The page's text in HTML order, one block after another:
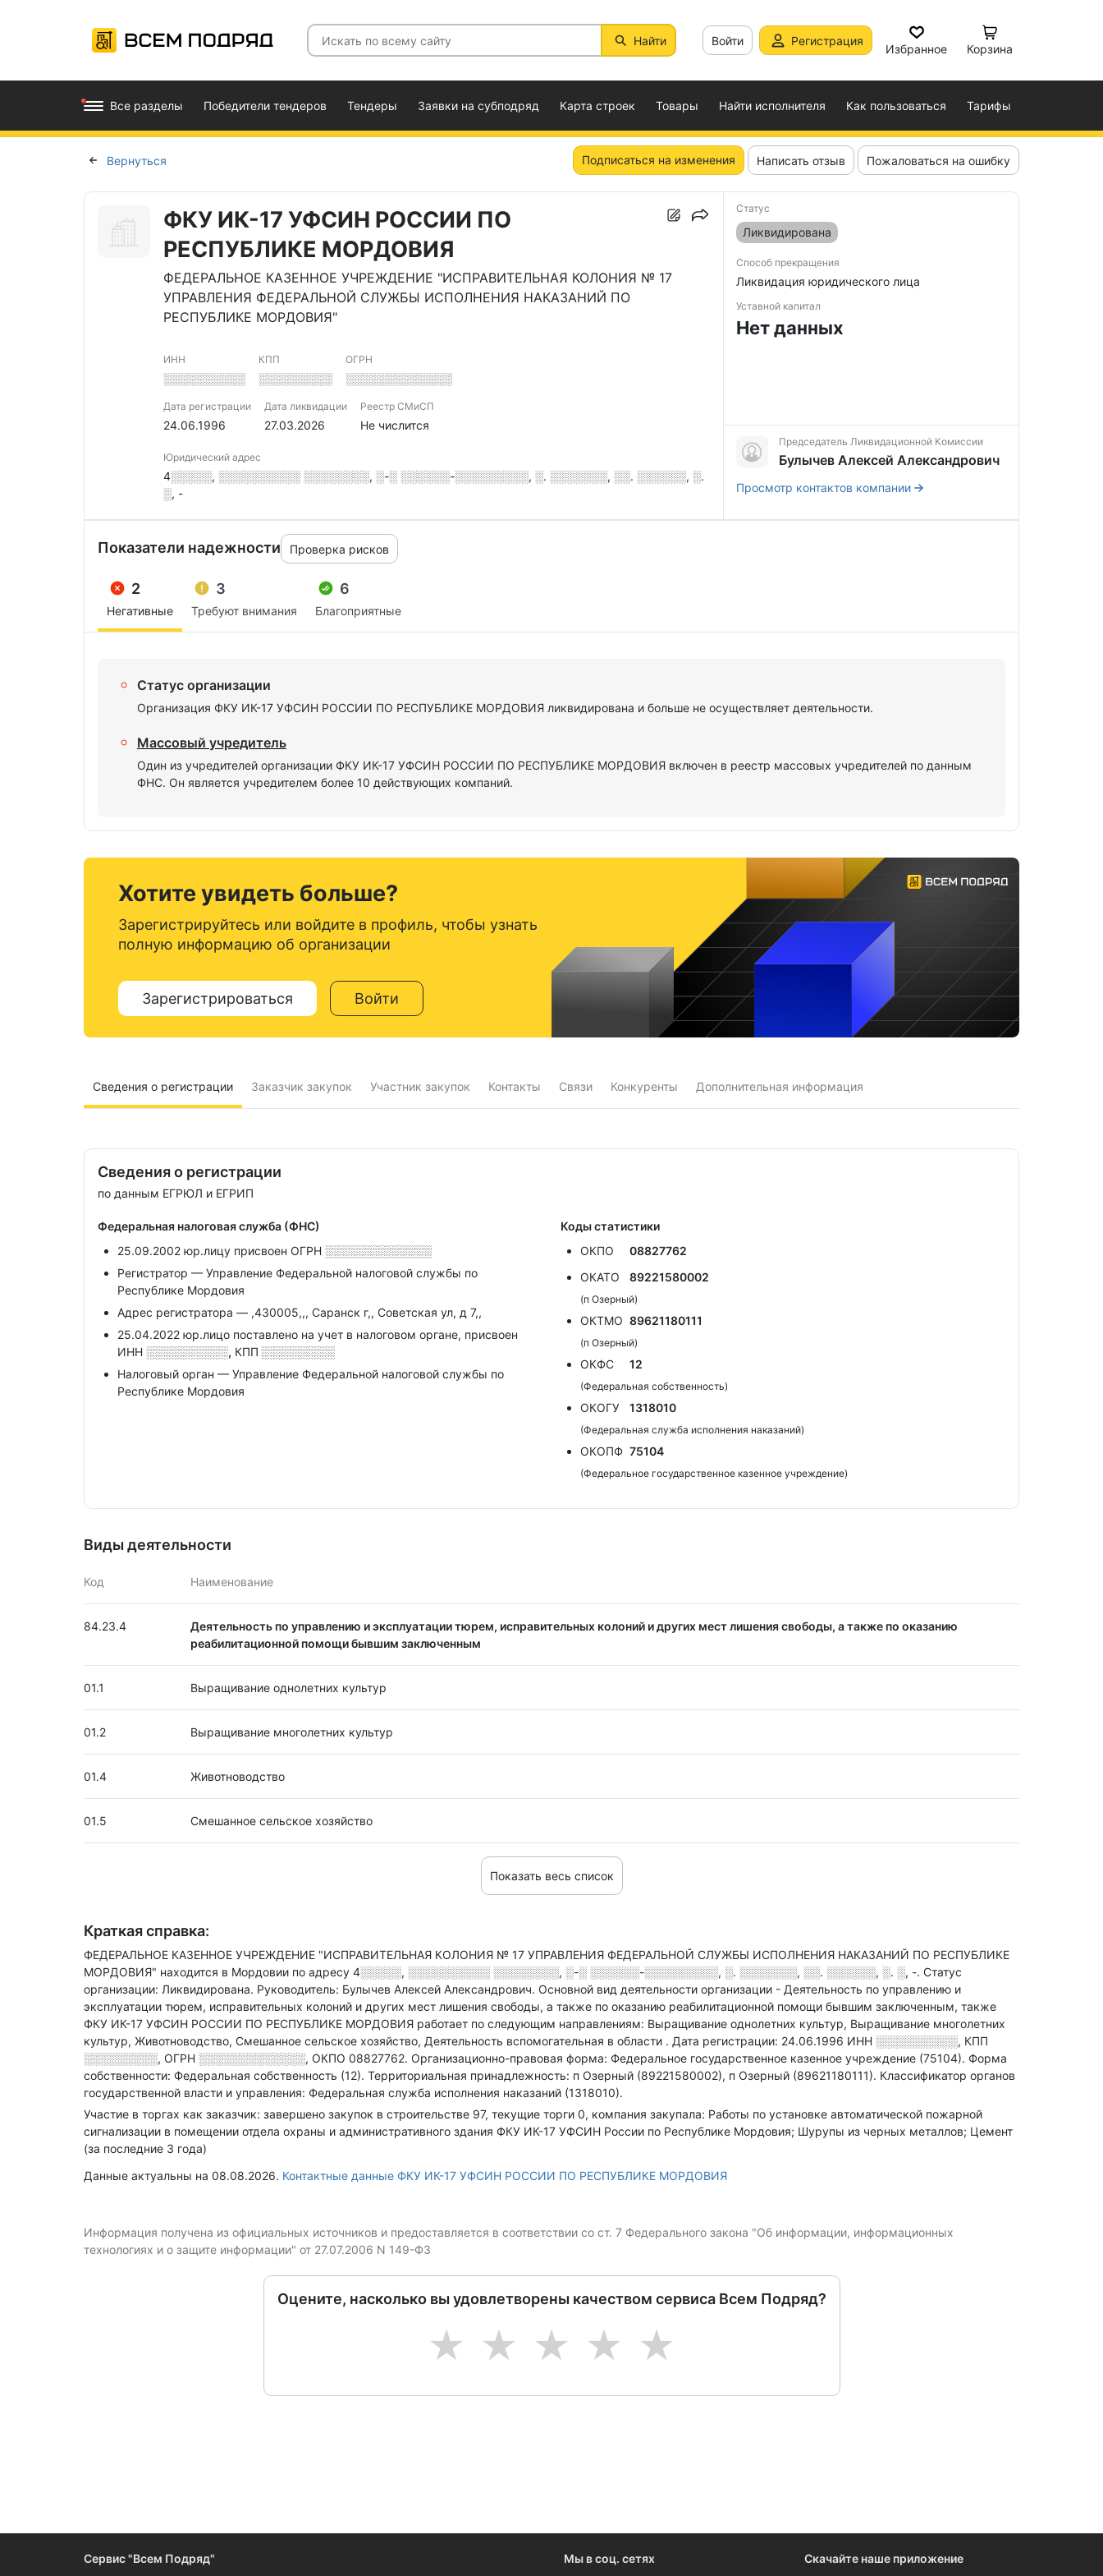
Найти Войти Регистрация
Избранное Корзина
Все разделы Победители тендеров Тендеры Заявки на субподряд Карта строек Товары Найти исполнителя Как пользоваться Тарифы
Вернуться Подписаться на изменения Написать отзыв Пожаловаться на ошибку
ФКУ ИК-17 УФСИН РОССИИ ПО
РЕСПУБЛИКЕ МОРДОВИЯ
ФЕДЕРАЛЬНОЕ КАЗЕННОЕ УЧРЕЖДЕНИЕ "ИСПРАВИТЕЛЬНАЯ КОЛОНИЯ № 17
УПРАВЛЕНИЯ ФЕДЕРАЛЬНОЙ СЛУЖБЫ ИСПОЛНЕНИЯ НАКАЗАНИЙ ПО
РЕСПУБЛИКЕ МОРДОВИЯ"
ИНН
░░░░░░░░░░
КПП
░░░░░░░░░
ОГРН
░░░░░░░░░░░░░
Дата регистрации
24.06.1996
Дата ликвидации
27.03.2026
Реестр СМиСП
Не числится
Юридический адрес
4░░░░░, ░░░░░░░░░░ ░░░░░░░░, ░-░ ░░░░░░-░░░░░░░░░, ░. ░░░░░░░, ░░. ░░░░░░, ░.
░, -
Статус
Ликвидирована
Способ прекращения
Ликвидация юридического лица
Уставной капитал
Нет данных
Председатель Ликвидационной Комиссии
Булычев Алексей Александрович
Просмотр контактов компании
Показатели надежности Проверка рисков
2
Негативные
3
Требуют внимания
6
Благоприятные
Статус организации
Организация ФКУ ИК-17 УФСИН РОССИИ ПО РЕСПУБЛИКЕ МОРДОВИЯ ликвидирована и больше не осуществляет деятельности.
Массовый учредитель
Один из учредителей организации ФКУ ИК-17 УФСИН РОССИИ ПО РЕСПУБЛИКЕ МОРДОВИЯ включен в реестр массовых учредителей по данным
ФНС. Он является учредителем более 10 действующих компаний.
Хотите увидеть больше?
Зарегистрируйтесь или войдите в профиль, чтобы узнать
полную информацию об организации
Зарегистрироваться Войти
Сведения о регистрации Заказчик закупок Участник закупок Контакты Связи Конкуренты Дополнительная информация
Сведения о регистрации
по данным ЕГРЮЛ и ЕГРИП
Федеральная налоговая служба (ФНС)
25.09.2002 юр.лицу присвоен ОГРН ░░░░░░░░░░░░░
Регистратор — Управление Федеральной налоговой службы по
Республике Мордовия
Адрес регистратора — ,430005,,, Саранск г,, Советская ул, д 7,,
25.04.2022 юр.лицо поставлено на учет в налоговом органе, присвоен
ИНН ░░░░░░░░░░, КПП ░░░░░░░░░
Налоговый орган — Управление Федеральной налоговой службы по
Республике Мордовия
Коды статистики
ОКПО
08827762
ОКАТО
89221580002
(п Озерный)
ОКТМО 89621180111
(п Озерный)
ОКФС 12
(Федеральная собственность)
ОКОГУ 1318010
(Федеральная служба исполнения наказаний)
ОКОПФ 75104
(Федеральное государственное казенное учреждение)
Виды деятельности
Код Наименование
84.23.4
Деятельность по управлению и эксплуатации тюрем, исправительных колоний и других мест лишения свободы, а также по оказанию
реабилитационной помощи бывшим заключенным
01.1 Выращивание однолетних культур
01.2 Выращивание многолетних культур
01.4 Животноводство
01.5 Смешанное сельское хозяйство
Показать весь список
Краткая справка:
ФЕДЕРАЛЬНОЕ КАЗЕННОЕ УЧРЕЖДЕНИЕ "ИСПРАВИТЕЛЬНАЯ КОЛОНИЯ № 17 УПРАВЛЕНИЯ ФЕДЕРАЛЬНОЙ СЛУЖБЫ ИСПОЛНЕНИЯ НАКАЗАНИЙ ПО РЕСПУБЛИКЕ
МОРДОВИЯ" находится в Мордовии по адресу 4░░░░░, ░░░░░░░░░░ ░░░░░░░░, ░-░ ░░░░░░-░░░░░░░░░, ░. ░░░░░░░, ░░. ░░░░░░, ░. ░, -. Статус
организации: Ликвидирована. Руководитель: Булычев Алексей Александрович. Основной вид деятельности организации - Деятельность по управлению и
эксплуатации тюрем, исправительных колоний и других мест лишения свободы, а также по оказанию реабилитационной помощи бывшим заключенным, также
ФКУ ИК-17 УФСИН РОССИИ ПО РЕСПУБЛИКЕ МОРДОВИЯ работает по следующим направлениям: Выращивание однолетних культур, Выращивание многолетних
культур, Животноводство, Смешанное сельское хозяйство, Деятельность вспомогательная в области . Дата регистрации: 24.06.1996 ИНН ░░░░░░░░░░, КПП
░░░░░░░░░, ОГРН ░░░░░░░░░░░░░, ОКПО 08827762. Организационно-правовая форма: Федеральное государственное казенное учреждение (75104). Форма
собственности: Федеральная собственность (12). Территориальная принадлежность: п Озерный (89221580002), п Озерный (89621180111). Классификатор органов
государственной власти и управления: Федеральная служба исполнения наказаний (1318010).
Участие в торгах как заказчик: завершено закупок в строительстве 97, текущие торги 0, компания закупала: Работы по установке автоматической пожарной
сигнализации в помещении отдела охраны и административного здания ФКУ ИК-17 УФСИН России по Республике Мордовия; Шурупы из черных металлов; Цемент
(за последние 3 года)
Данные актуальны на 08.08.2026. Контактные данные ФКУ ИК-17 УФСИН РОССИИ ПО РЕСПУБЛИКЕ МОРДОВИЯ
Информация получена из официальных источников и предоставляется в соответствии со ст. 7 Федерального закона "Об информации, информационных
технологиях и о защите информации" от 27.07.2006 N 149-ФЗ
Оцените, насколько вы удовлетворены качеством сервиса Всем Подряд?
5
4
3
2
1
Сервис "Всем Подряд" Мы в соц. сетях Скачайте наше приложение